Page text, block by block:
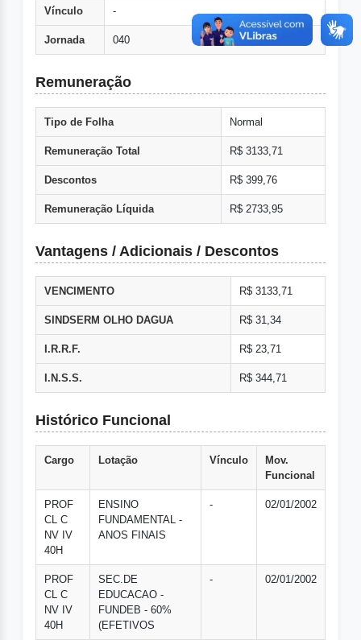
Vínculo -
Jornada 040
Remuneração
Tipo de Folha Normal
Remuneração Total R$ 3133,71
Descontos R$ 399,76
Remuneração Líquida R$ 2733,95
Vantagens / Adicionais / Descontos
VENCIMENTO R$ 3133,71
SINDSERM OLHO DAGUA R$ 31,34
I.R.R.F. R$ 23,71
I.N.S.S. R$ 344,71
Histórico Funcional
Cargo Lotação Vínculo
Mov.
Funcional
PROF
CL C
NV IV
40H
ENSINO
FUNDAMENTAL -
ANOS FINAIS
- 02/01/2002
PROF
CL C
NV IV
40H
SEC.DE
EDUCACAO -
FUNDEB - 60%
(EFETIVOS
- 02/01/2002